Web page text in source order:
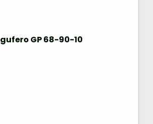
gufero GP 68-90-10